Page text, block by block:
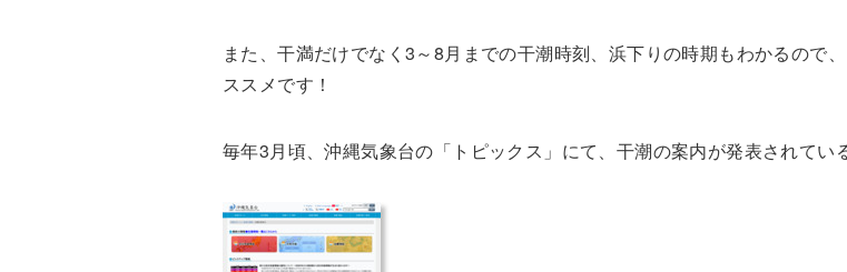
また、干満だけでなく3～8月までの干潮時刻、浜下りの時期もわかるので
ススメです！
毎年3月頃、沖縄気象台の「トピックス」にて、干潮の案内が発表されてい